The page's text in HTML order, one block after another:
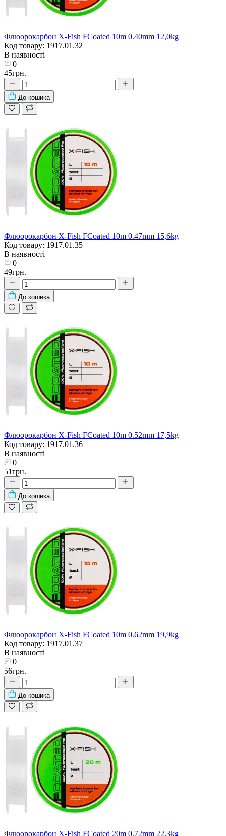
Флюорокарбон X-Fish FCoated 10m 0.40mm 12,0kg
Код товару: 1917.01.32
В наявності
0
45грн.
До кошика
Флюорокарбон X-Fish FCoated 10m 0.47mm 15,6kg
Код товару: 1917.01.35
В наявності
0
49грн.
До кошика
Флюорокарбон X-Fish FCoated 10m 0.52mm 17,5kg
Код товару: 1917.01.36
В наявності
0
51грн.
До кошика
Флюорокарбон X-Fish FCoated 10m 0.62mm 19,9kg
Код товару: 1917.01.37
В наявності
0
56грн.
До кошика
Флюорокарбон X-Fish FCoated 20m 0,72mm 22,3kg